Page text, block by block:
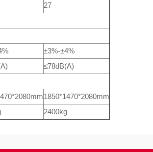
27
±3%-±4%
≤78dB(A)
1850*1470*2080mm
2400kg